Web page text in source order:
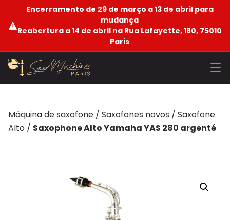
Encerramento de 29 de março a 13 de abril para
mudança
Reabertura a 14 de abril na Rua Lafayette, 180, 75010
Paris
Máquina de saxofone / Saxofones novos / Saxofone
Alto / Saxophone Alto Yamaha YAS 280 argenté